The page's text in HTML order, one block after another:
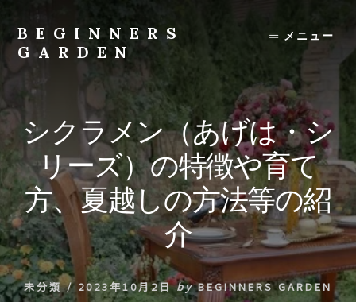
content
BEGINNERS
GARDEN
物
の
種
類
や
育
て
方
の
紹
介
メニュー
シクラメン（あげは・シ
リーズ）の特徴や育て
方、夏越しの方法等の紹
介
未分類/ 2023年10月2日 by BEGINNERS GARDEN